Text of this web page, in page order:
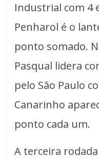
Industrial com 4
Penharol é o
ponto somado.
Pasqual lidera
pelo São Paulo
Canarinho
ponto cada um.
A terceira